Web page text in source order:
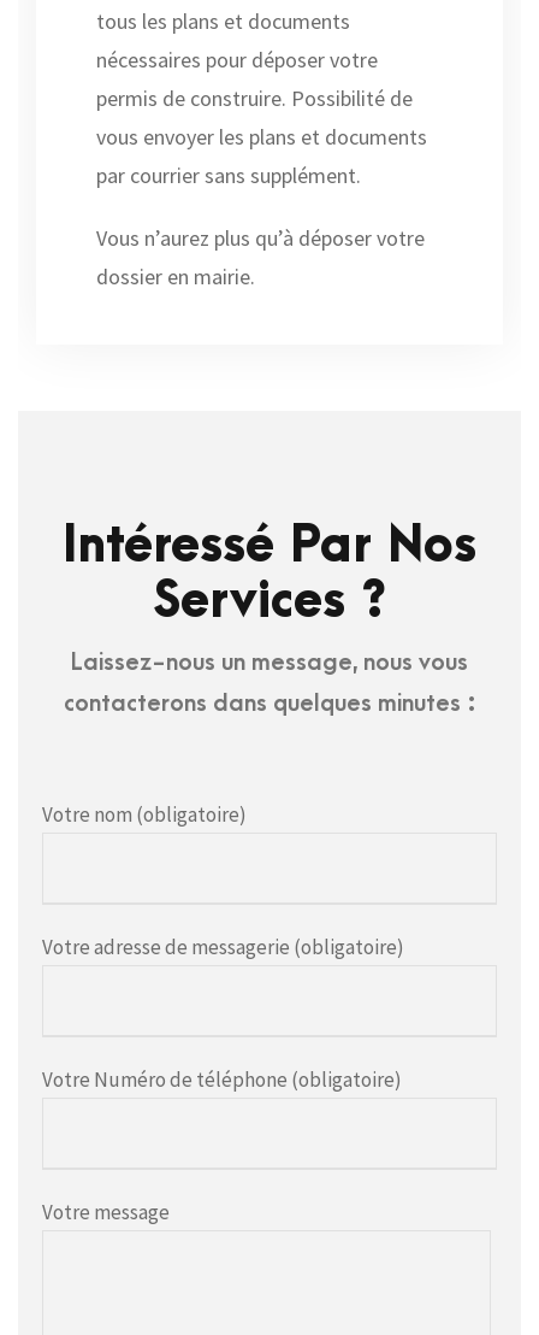
tous les plans et documents
nécessaires pour déposer votre
permis de construire. Possibilité de
vous envoyer les plans et documents
par courrier sans supplément.
Vous n’aurez plus qu’à déposer votre
dossier en mairie.
Intéressé Par Nos
Services ?
Laissez-nous un message, nous vous
contacterons dans quelques minutes :
Votre nom (obligatoire)
Votre adresse de messagerie (obligatoire)
Votre Numéro de téléphone (obligatoire)
Votre message